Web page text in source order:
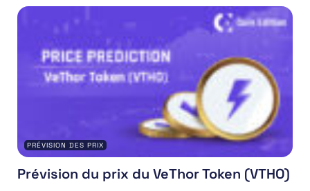
PRÉVISION DES PRIX
Prévision du prix du VeThor Token (VTHO)